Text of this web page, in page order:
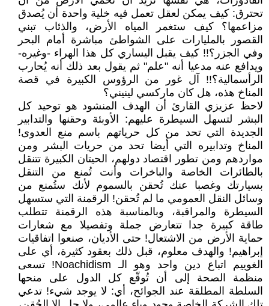
تحترق: كيف يمكن لعقل تعمل فيه خلية واحدة أن يُصدق
مزاعمها؟ كيف ستغمر المياه الأرض، والذئاب تبني
القصور بالمليارات على الشواطئ مباشرة أمام البحر
وفي الجزر؟!! كيف يقبل اليساري كل هذا الهراء -وغيره-
ويدافع عنه مدعيا أنه "علم" ثم يقول بعد ذلك أنه يُحارب
الرأسمالية؟!! آل غور من الرؤوس الكبيرة في قصة
المناخ هذه، هل كان ماركسي لينيني؟
لاحظ عزيزي القارئ أن الهدف المنشود هو توحيد كل
البشر لتسهل السيطرة عليهم: الأوبئة وحقنها والتدابير
الجديدة التي تحد من كل حرياتهم باسم منع العدوى!
المناخ وتدابيره التي أيضا تحد من حريات البشر ومن
مواردهم ومن تطور اقتصاد دولهم، الحيتان الكبيرة تتنقل
بالطائرات الخاصة والباخرات وأنت تُمنع من التنقل
بسيارتك وغصبا عنك تُحقن بالسموم لأنك ستُمنع من
وسائل النقل العمومي ما لم تُحقن! الرقمنة التي ستسهل
السيطرة والمراقبة، وبالمناسبة هذه الرقمنة تتطلب
طاقة كبيرة جدا تتعارض جملة وتفصيلا مع شعارات
حماية الأرض من الاشتعال! حتى الأديان، صنعوا اتفاقيات
إبراهيم! والهدف معلوم، قبل ذلك بعقود كثيرة، أي على
الغوييم اتباع دين واحد وهو الـ Noachidism! تسعى
منظمة الصحة إلى أن تُوقّع كل الدول على منحها
السلطة المطلقة عند الجوائح، أي: لا يوجد شيء! تدعي